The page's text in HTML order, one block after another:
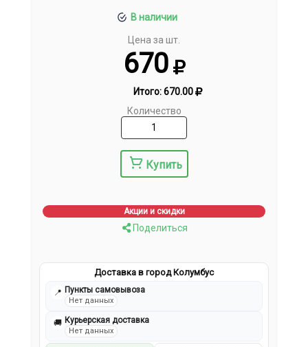
В наличии
Цена за шт.
670
Итого:670.00
Количество
Купить
Акции и скидки
Поделиться
Доставка в город Колумбус
📍 Пункты самовывоза
Нет данных
🚚 Курьерская доставка
Нет данных